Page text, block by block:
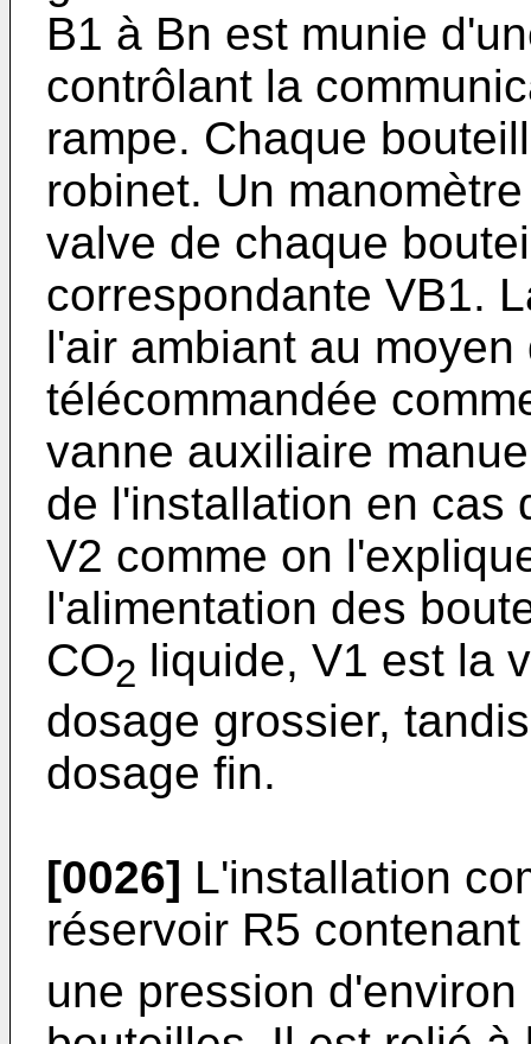
B1 à Bn est munie
contrôlant la
rampe. Chaque
robinet. Un
valve de chaque
correspondante VB1.
l'air ambiant au
télécommandée
vanne auxiliaire
de l'installation en cas
V2 comme on
l'alimentation des
CO2 liquide, V1 est la
dosage grossier,
dosage fin.
[0026] L'installation
réservoir R5
une pression